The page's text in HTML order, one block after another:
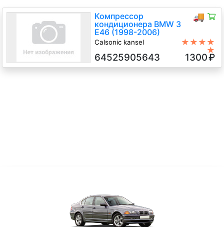
🚚
Компрессор
кондиционера BMW 3
E46 (1998-2006)
Calsonic kansel
★★★★
★
64525905643 1300₽